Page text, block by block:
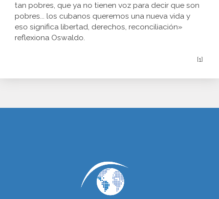
tan pobres, que ya no tienen voz para decir que son
pobres... los cubanos queremos una nueva vida y
eso significa libertad, derechos, reconciliación»
reflexiona Oswaldo.
[1]